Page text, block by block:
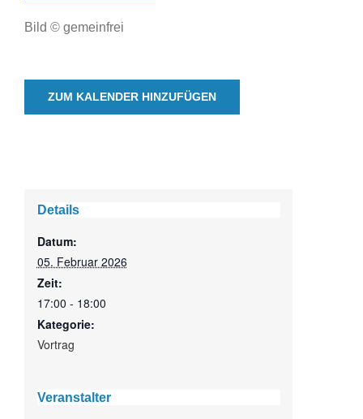
Bild © gemeinfrei
ZUM KALENDER HINZUFÜGEN
Details
Datum:
05. Februar 2026
Zeit:
17:00 - 18:00
Kategorie:
Vortrag
Veranstalter